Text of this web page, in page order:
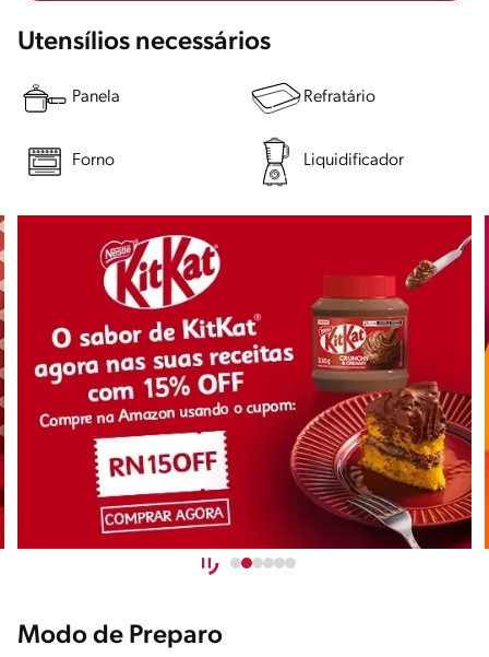
Utensílios necessários
Panela Refratário
Forno Liquidificador
Modo de Preparo